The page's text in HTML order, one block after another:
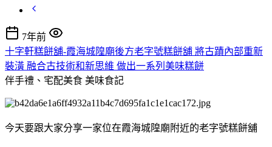
7年前
十字軒糕餅舖-霞海城隍廟後方老字號糕餅舖 將古蹟內部重新
裝潢 融合古技術和新思維 做出一系列美味糕餅
伴手禮、宅配美食 美味食記
今天要跟大家分享一家位在霞海城隍廟附近的老字號糕餅舖